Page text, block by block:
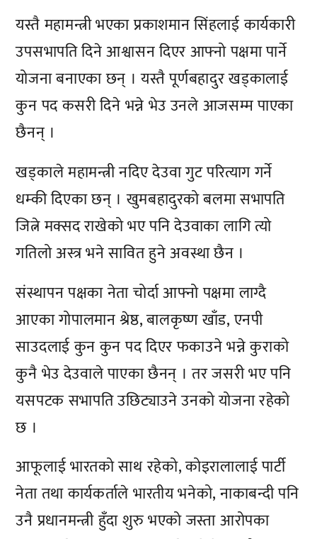
यस्तै महामन्त्री भएका प्रकाशमान सिंहलाई कार्यकारी
उपसभापति दिने आश्वासन दिएर आफ्नो पक्षमा पार्ने
योजना बनाएका छन् । यस्तै पूर्णबहादुर खड्कालाई
कुन पद कसरी दिने भन्ने भेउ उनले आजसम्म पाएका
छैनन् ।
खड्काले महामन्त्री नदिए देउवा गुट परित्याग गर्ने
धम्की दिएका छन् । खुमबहादुरको बलमा सभापति
जित्ने मक्सद राखेको भए पनि देउवाका लागि त्यो
गतिलो अस्त्र भने सावित हुने अवस्था छैन ।
संस्थापन पक्षका नेता चोर्दा आफ्नो पक्षमा लाग्दै
आएका गोपालमान श्रेष्ठ, बालकृष्ण खाँड, एनपी
साउदलाई कुन कुन पद दिएर फकाउने भन्ने कुराको
कुनै भेउ देउवाले पाएका छैनन् । तर जसरी भए पनि
यसपटक सभापति उछिट्याउने उनको योजना रहेको
छ ।
आफूलाई भारतको साथ रहेको, कोइरालालाई पार्टी
नेता तथा कार्यकर्ताले भारतीय भनेको, नाकाबन्दी पनि
उनै प्रधानमन्त्री हुँदा शुरु भएको जस्ता आरोपका